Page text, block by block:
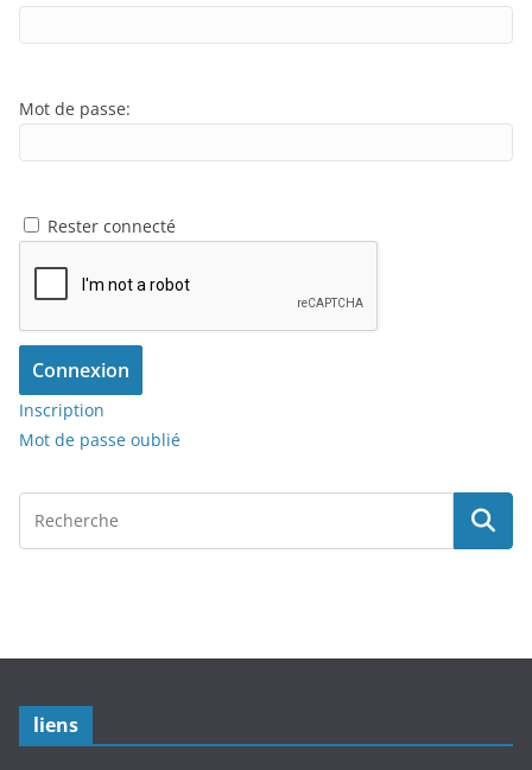
Mot de passe:
Rester connecté
Connexion
Inscription
Mot de passe oublié
liens